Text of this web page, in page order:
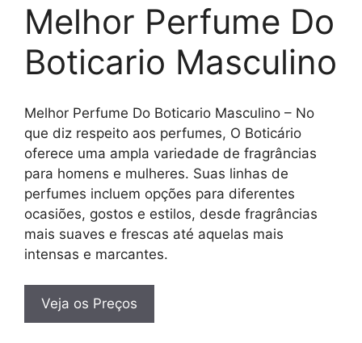
Melhor Perfume Do
Boticario Masculino
Melhor Perfume Do Boticario Masculino – No
que diz respeito aos perfumes, O Boticário
oferece uma ampla variedade de fragrâncias
para homens e mulheres. Suas linhas de
perfumes incluem opções para diferentes
ocasiões, gostos e estilos, desde fragrâncias
mais suaves e frescas até aquelas mais
intensas e marcantes.
Veja os Preços